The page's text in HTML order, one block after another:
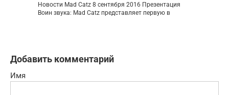
Новости Mad Catz 8 сентября 2016 Презентация
Воин звука: Mad Catz представляет первую в
Добавить комментарий
Имя